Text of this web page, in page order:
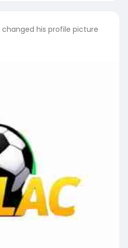
changed his profile picture